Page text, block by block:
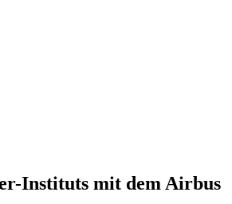
Instituts mit dem Airbus